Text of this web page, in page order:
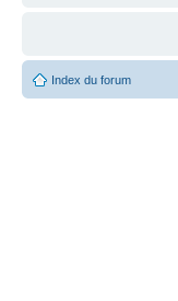
Index du forum